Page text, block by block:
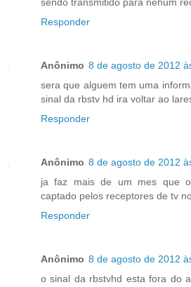
sendo transmitido para nehum
Responder
Anônimo 8 de agosto de 2012
sera que alguem tem uma
sinal da rbstv hd ira voltar ao
Responder
Anônimo 8 de agosto de 2012
ja faz mais de um mes que
captado pelos receptores de tv
Responder
Anônimo 8 de agosto de 2012
o sinal da rbstvhd esta fora do